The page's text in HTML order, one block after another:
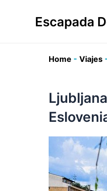
Escapada
Home - Viajes